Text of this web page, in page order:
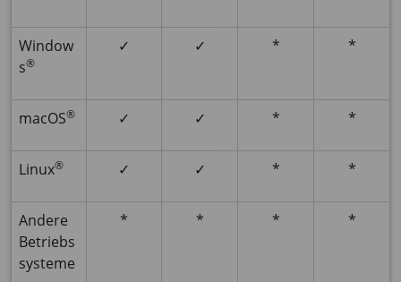
Window
s®
✓ ✓ * *
macOS® ✓ ✓ * *
Linux® ✓ ✓ * *
Andere
Betriebs
systeme
* * * *